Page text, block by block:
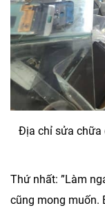
Địa chỉ sửa chữa
Thứ nhất: ”Làm
cũng mong muốn.